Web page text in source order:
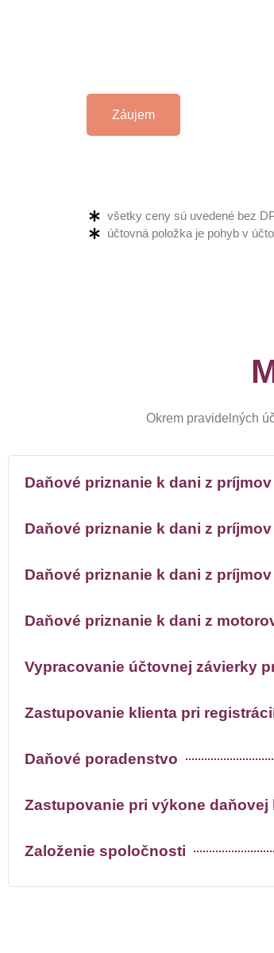
Záujem
všetky ceny sú uvedené bez
účtovná položka je pohyb v
Okrem pravidelných
Daňové priznanie k dani z
Daňové priznanie k dani z
Daňové priznanie k dani z
Daňové priznanie k dani z
Vypracovanie účtovnej závierky
Zastupovanie klienta pri
Daňové poradenstvo
Zastupovanie pri výkone daňovej
Založenie spoločnosti